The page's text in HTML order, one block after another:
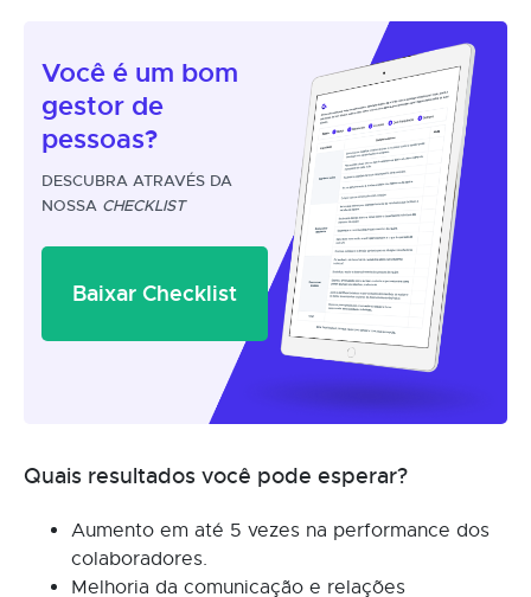
Você é um bom
gestor de
pessoas?
DESCUBRA ATRAVÉS DA
NOSSA CHECKLIST
Baixar Checklist
Quais resultados você pode esperar?
Aumento em até 5 vezes na performance dos
colaboradores.
Melhoria da comunicação e relações